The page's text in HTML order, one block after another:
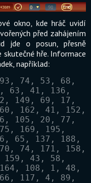
okno, kde hráč uvidí
před zahájením
jde o posun, přesně
hře. Informace
například:
74, 53, 68,
63, 41, 136,
149, 69, 17,
162, 41, 152,
105, 20, 77,
169, 195,
65, 137, 188,
74, 171, 158,
159, 43, 58,
108, 1, 48,
117, 4, 89,